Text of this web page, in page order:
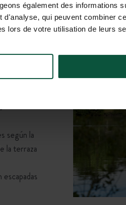
également des informations
d'analyse, qui peuvent combiner
lors de votre utilisation de leurs
verdes
de
a un
tranquila:
cocina con
según la
la terraza